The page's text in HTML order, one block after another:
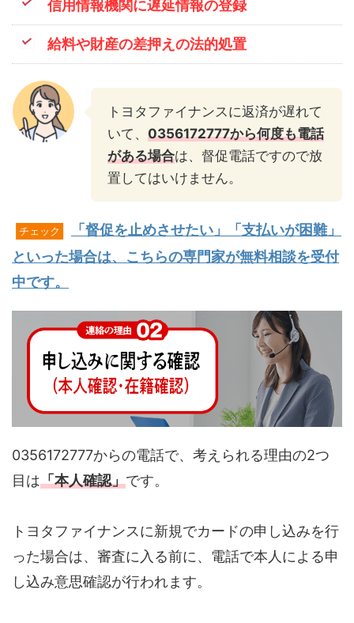
信用情報機関に遅延情報の登録
給料や財産の差押えの法的処置
トヨタファイナンスに返済が遅れて
いて、 0356172777から何度も電話
がある場合は、督促電話ですので放
置してはいけません。
チェック
「督促を止めさせたい」「支払いが困難」
といった場合は、こちらの専門家が無料相談を受付
中です。
0356172777からの電話で、考えられる理由の2つ
目は「本人確認」です。
トヨタファイナンスに新規でカードの申し込みを行
った場合は、審査に入る前に、電話で本人による申
し込み意思確認が行われます。